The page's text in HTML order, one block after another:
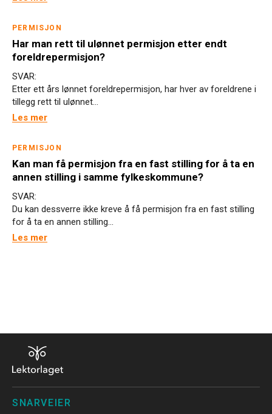
PERMISJON
Har man rett til ulønnet permisjon etter endt
foreldrepermisjon?
SVAR:
Etter ett års lønnet foreldrepermisjon, har hver av foreldrene i
tillegg rett til ulønnet...
Les mer
PERMISJON
Kan man få permisjon fra en fast stilling for å ta en
annen stilling i samme fylkeskommune?
SVAR:
Du kan dessverre ikke kreve å få permisjon fra en fast stilling
for å ta en annen stilling...
Les mer
SNARVEIER